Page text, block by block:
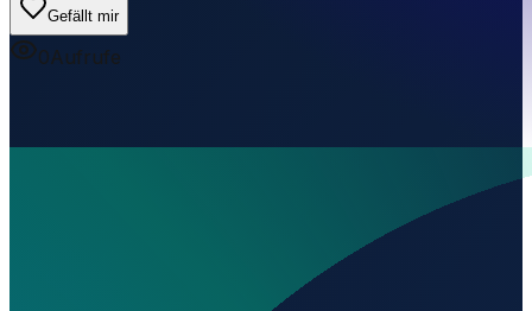
Gefällt mir
0Aufrufe